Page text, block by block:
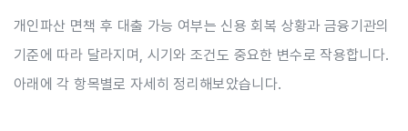
개인파산 면책 후 대출 가능 여부는 신용 회복 상황과 금융기관의
기준에 따라 달라지며, 시기와 조건도 중요한 변수로 작용합니다.
아래에 각 항목별로 자세히 정리해보았습니다.